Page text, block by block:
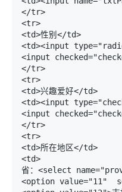
</tr>
<tr>
<td>性别</td>
<td><input
<input
</tr>
<tr>
<td>兴趣爱好</td>
<td><input
<input
</tr>
<tr>
<td>所在地区</td>
<td>
省：<select
<option value="11"